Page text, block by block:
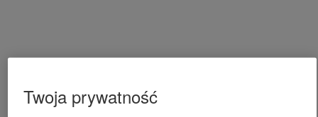
Twoja prywatność